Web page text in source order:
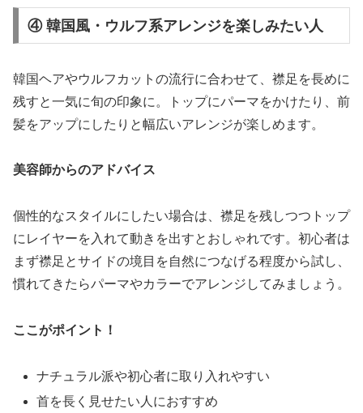
④ 韓国風・ウルフ系アレンジを楽しみたい人
韓国ヘアやウルフカットの流行に合わせて、襟足を長めに
残すと一気に旬の印象に。トップにパーマをかけたり、前
髪をアップにしたりと幅広いアレンジが楽しめます。
美容師からのアドバイス
個性的なスタイルにしたい場合は、襟足を残しつつトップ
にレイヤーを入れて動きを出すとおしゃれです。初心者は
まず襟足とサイドの境目を自然につなげる程度から試し、
慣れてきたらパーマやカラーでアレンジしてみましょう。
ここがポイント！
ナチュラル派や初心者に取り入れやすい
首を長く見せたい人におすすめ